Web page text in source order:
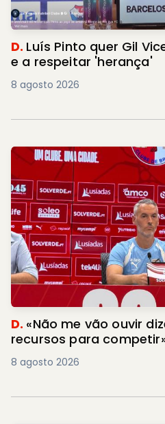
D. Luís Pinto quer Gil
e a respeitar 'herança'
8 agosto 2026
D. «Não me vão ouvir
recursos para
8 agosto 2026